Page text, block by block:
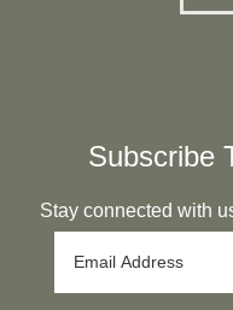
Subscribe
Stay connected with